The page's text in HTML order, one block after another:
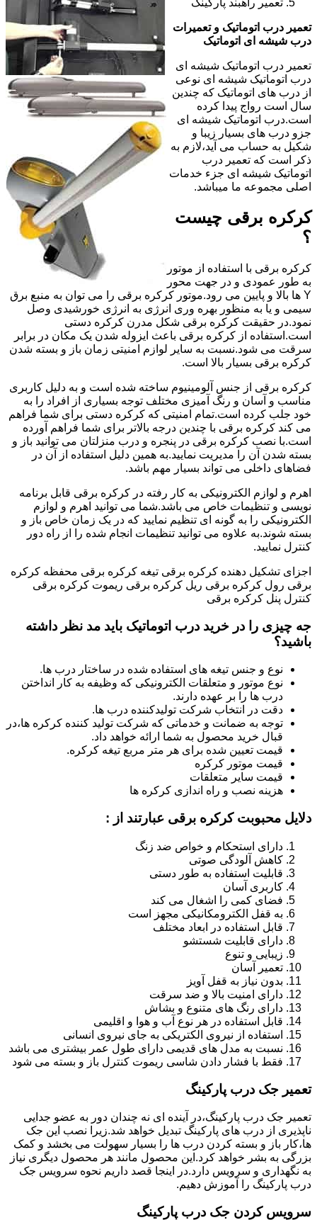
تعمیر راهبند پارکینگ
تعمیر درب اتوماتیک و تعمیرات
درب شیشه ای اتوماتیک
تعمیر درب اتوماتیک شیشه ای
درب اتوماتیک شیشه ای نوعی
از درب های اتوماتیک که چندین
سال است رواج پیدا کرده
است.درب اتوماتیک شیشه ای
جزو درب های بسیار زیبا و
شکیل به حساب می آید،لازم به
ذکر است که تعمیر درب
اتوماتیک شیشه ای جزء خدمات
اصلی مجموعه ما میباشد.
کرکره برقی چیست
؟
کرکره برقی با استفاده از موتور
به طور عمودی و در جهت محور
Y ها بالا و پایین می رود.موتور کرکره برقی را می توان به منبع برق
سیمی و یا به منظور بهره وری انرژی به انرژی خورشیدی وصل
نمود.در حقیقت کرکره برقی شکل مدرن کرکره دستی
است.استفاده از کرکره برقی باعث ایزوله شدن یک مکان در برابر
سرقت می شود.نسبت به سایر لوازم امنیتی زمان باز و بسته شدن
کرکره برقی بسیار بالا است.
کرکره برقی از جنس آلومینیوم ساخته شده است و به دلیل کاربری
مناسب و آسان و رنگ آمیزی مختلف توجه بسیاری از افراد را به
خود جلب کرده است.تمام امنیتی که کرکره دستی برای شما فراهم
می کند کرکره برقی با چندین درجه بالاتر برای شما فراهم آورده
است.با نصب کرکره برقی در پنجره و درب منزلتان می توانید باز و
بسته شدن آن را مدیریت نمایید.به همین دلیل استفاده از آن در
فضاهای داخلی می تواند بسیار مهم باشد.
اهرم و لوازم الکترونیکی به کار رفته در کرکره برقی قابل برنامه
نویسی و تنظیمات خاص می باشد.شما می توانید اهرم و لوازم
الکترونیکی را به گونه ای تنظیم نمایید که در یک زمان خاص باز و
بسته شوند.به علاوه می توانید تنظیمات انجام شده را از راه دور
کنترل نمایید.
اجزای تشکیل دهنده کرکره برقی تیغه کرکره برقی محفظه کرکره
برقی رول کرکره برقی ریل کرکره برقی ریموت کرکره برقی
کنترل پنل کرکره برقی
جه چیزی را در خرید درب اتوماتیک باید مد نظر داشته
باشید؟
نوع و جنس تیغه های استفاده شده در ساختار درب ها.
نوع موتور و متعلقات الکترونیکی که وظیفه به کار انداختن
درب ها را بر عهده دارند.
دقت در انتخاب شرکت تولیدکننده درب ها.
توجه به ضمانت و خدماتی که شرکت تولید کننده کرکره ها،در
قبال خرید محصول به شما ارائه خواهد داد.
قیمت تعیین شده برای هر متر مربع تیغه کرکره.
قیمت موتور کرکره
قیمت سایر متعلقات
هزینه نصب و راه اندازی کرکره ها
دلایل محبوبت کرکره برقی عبارتند از :
دارای استحکام و خواص ضد زنگ
کاهش آلودگی صوتی
قابلیت استفاده به طور دستی
کاربری آسان
فضای کمی را اشغال می کند
به قفل الکترومکانیکی مجهز است
قابل استفاده در ابعاد مختلف
دارای قابلیت شستشو
زیبایی و تنوع
تعمیر آسان
بدون نیاز به قفل آویز
دارای امنیت بالا و ضد سرقت
دارای رنگ های متنوع و بشاش
قابل استفاده در هر نوع آب و هوا و اقلیمی
استفاده از نیروی الکتریکی به جای نیروی انسانی
نسبت به مدل های قدیمی دارای طول عمر بیشتری می باشد
فقط با فشار دادن شاسی ریموت کنترل باز و بسته می شود
تعمیر جک درب پارکینگ
تعمیر جک درب پارکینگ،در آینده ای نه چندان دور به عضو جدایی
ناپذیری از درب های پارکینگ تبدیل خواهد شد.زیرا نصب این جک
ها،کار باز و بسته کردن درب ها را بسیار سهولت می بخشد و کمک
بزرگی به بشر خواهد کرد.این محصول مانند هر محصول دیگری نیاز
به نگهداری و سرویس دارد.در اینجا قصد داریم نحوه سرویس جک
درب پارکینگ را آموزش دهیم.
سرویس کردن جک درب پارکینگ